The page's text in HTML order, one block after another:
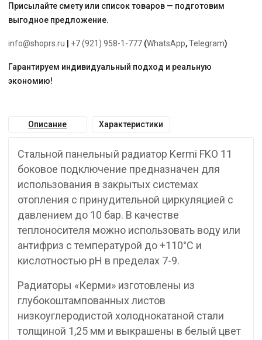
Присылайте смету или список товаров — подготовим
выгодное предложение.
info@shoprs.ru +7 (921) 958-1-777 (WhatsApp,Telegram)
Гарантируем индивидуальный подход и реальную
экономию!
Описание Характеристики
Стальной панельный радиатор Kermi FKO 11
боковое подключение предназначен для
использования в закрытых системах
отопления с принудительной циркуляцией с
давлением до 10 бар. В качестве
теплоносителя можно использовать воду или
антифриз с температурой до +110°C и
кислотностью pH в пределах 7-9.
Радиаторы «Керми» изготовлены из
глубокоштампованных листов
низкоуглеродистой холоднокатаной стали
толщиной 1,25 мм и выкрашены в белый цвет